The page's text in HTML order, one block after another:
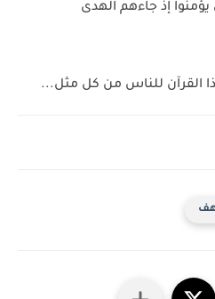
إذ جاءهم الهدى
القرآن للناس من كل مثل...